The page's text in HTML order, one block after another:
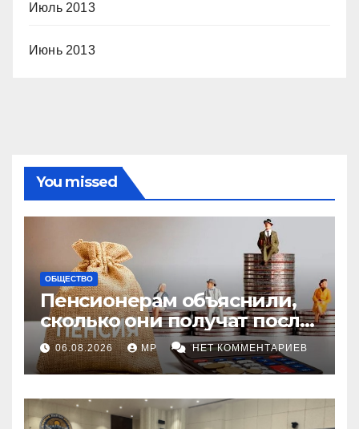
Июль 2013
Июнь 2013
You missed
ОБЩЕСТВО
Пенсионерам объяснили,
сколько они получат после
индексации
06.08.2026 MP НЕТ КОММЕНТАРИЕВ